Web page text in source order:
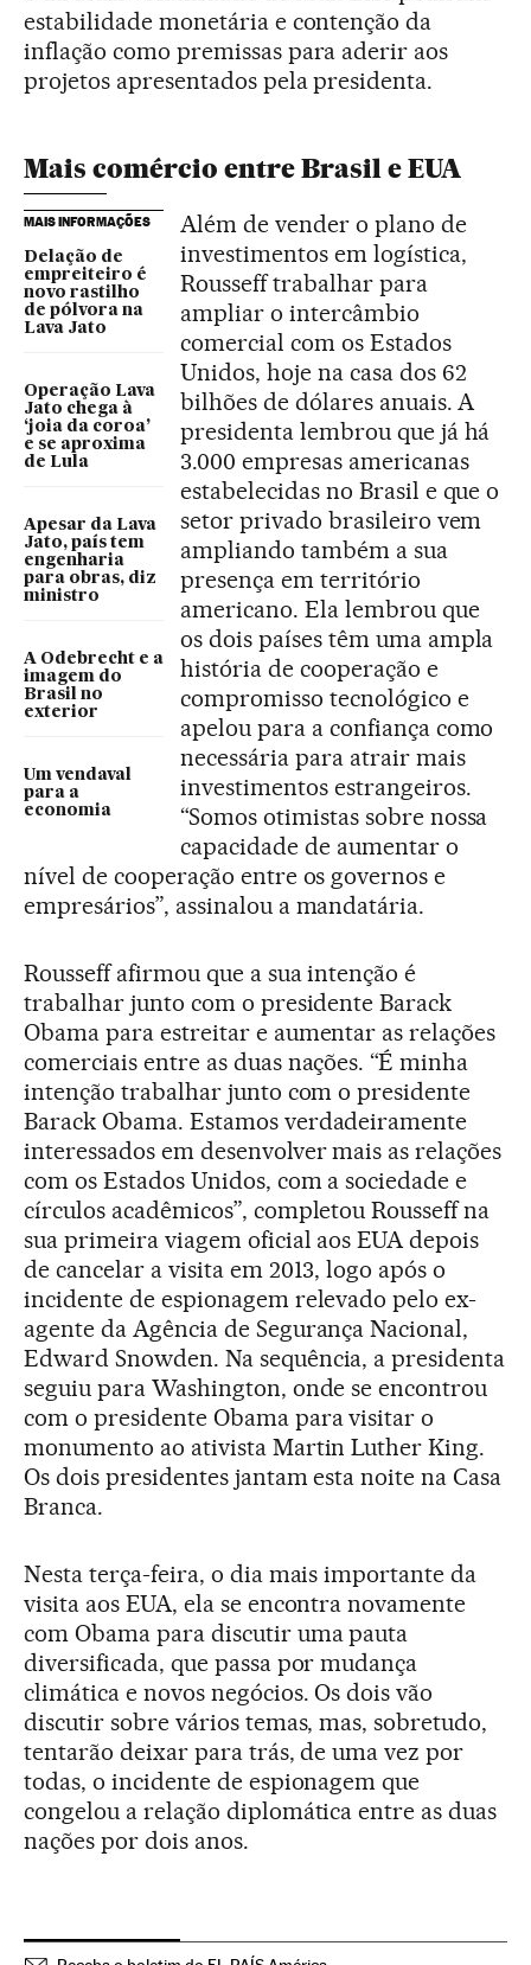
estabilidade monetária e contenção da
inflação como premissas para aderir aos
projetos apresentados pela presidenta.
Mais comércio entre Brasil e EUA
MAIS INFORMAÇÕES
Delação de
empreiteiro é
novo rastilho
de pólvora na
Lava Jato
Operação Lava
Jato chega à
‘joia da coroa’
e se aproxima
de Lula
Apesar da Lava
Jato, país tem
engenharia
para obras, diz
ministro
A Odebrecht e a
imagem do
Brasil no
exterior
Um vendaval
para a
economia
Além de vender o plano de
investimentos em logística,
Rousseff trabalhar para
ampliar o intercâmbio
comercial com os Estados
Unidos, hoje na casa dos 62
bilhões de dólares anuais. A
presidenta lembrou que já há
3.000 empresas americanas
estabelecidas no Brasil e que o
setor privado brasileiro vem
ampliando também a sua
presença em território
americano. Ela lembrou que
os dois países têm uma ampla
história de cooperação e
compromisso tecnológico e
apelou para a confiança como
necessária para atrair mais
investimentos estrangeiros.
“Somos otimistas sobre nossa
capacidade de aumentar o
nível de cooperação entre os governos e
empresários”, assinalou a mandatária.
Rousseff afirmou que a sua intenção é
trabalhar junto com o presidente Barack
Obama para estreitar e aumentar as relações
comerciais entre as duas nações. “É minha
intenção trabalhar junto com o presidente
Barack Obama. Estamos verdadeiramente
interessados em desenvolver mais as relações
com os Estados Unidos, com a sociedade e
círculos acadêmicos”, completou Rousseff na
sua primeira viagem oficial aos EUA depois
de cancelar a visita em 2013, logo após o
incidente de espionagem relevado pelo ex-
agente da Agência de Segurança Nacional,
Edward Snowden. Na sequência, a presidenta
seguiu para Washington, onde se encontrou
com o presidente Obama para visitar o
monumento ao ativista Martin Luther King.
Os dois presidentes jantam esta noite na Casa
Branca.
Nesta terça-feira, o dia mais importante da
visita aos EUA, ela se encontra novamente
com Obama para discutir uma pauta
diversificada, que passa por mudança
climática e novos negócios. Os dois vão
discutir sobre vários temas, mas, sobretudo,
tentarão deixar para trás, de uma vez por
todas, o incidente de espionagem que
congelou a relação diplomática entre as duas
nações por dois anos.